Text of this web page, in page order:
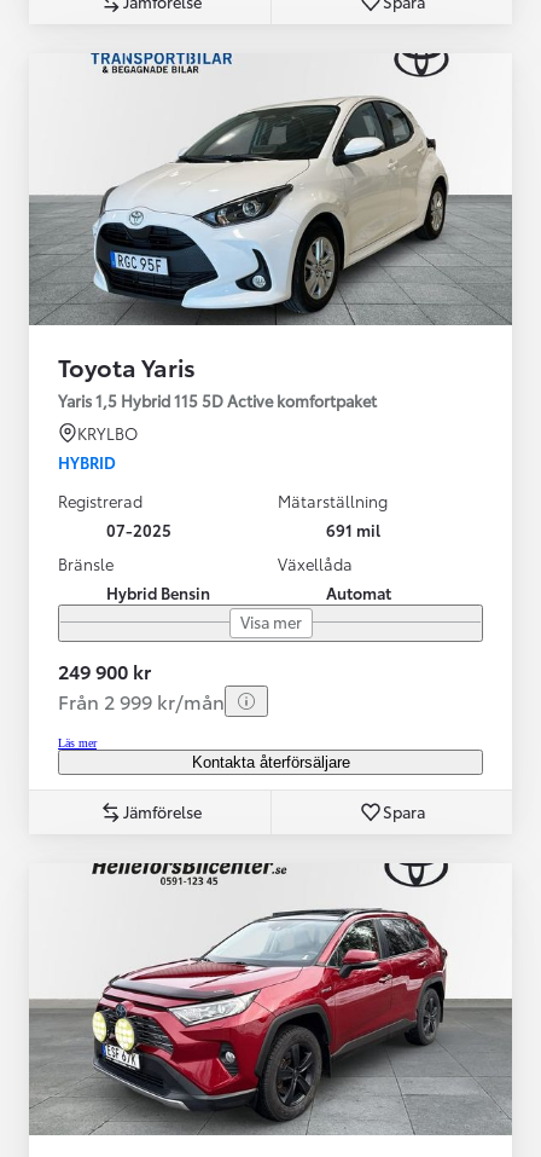
Toyota Yaris
Yaris 1,5 Hybrid 115 5D Active komfortpaket
KRYLBO
HYBRID
Registrerad
07-2025
Mätarställning
691 mil
Bränsle
Hybrid Bensin
Växellåda
Automat
Visa mer
249 900 kr
Från 2 999 kr/mån
Läs mer
Kontakta återförsäljare
Jämförelse Spara